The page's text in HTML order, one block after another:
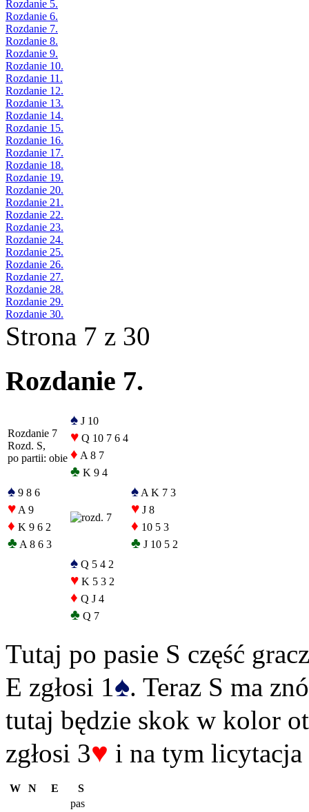
Rozdanie 5.
Rozdanie 6.
Rozdanie 7.
Rozdanie 8.
Rozdanie 9.
Rozdanie 10.
Rozdanie 11.
Rozdanie 12.
Rozdanie 13.
Rozdanie 14.
Rozdanie 15.
Rozdanie 16.
Rozdanie 17.
Rozdanie 18.
Rozdanie 19.
Rozdanie 20.
Rozdanie 21.
Rozdanie 22.
Rozdanie 23.
Rozdanie 24.
Rozdanie 25.
Rozdanie 26.
Rozdanie 27.
Rozdanie 28.
Rozdanie 29.
Rozdanie 30.
Strona 7 z 30
Rozdanie 7.
Rozdanie 7
Rozd. S,
po partii: obie
♠ J 10
♥ Q 10 7 6 4
♦ A 8 7
♣ K 9 4
♠ 9 8 6
♥ A 9
♦ K 9 6 2
♣ A 8 6 3
♠ A K 7 3
♥ J 8
♦ 10 5 3
♣ J 10 5 2
♠ Q 5 4 2
♥ K 5 3 2
♦ Q J 4
♣ Q 7
Tutaj po pasie S część
E zgłosi 1♠. Teraz S ma
tutaj będzie skok w kolor
zgłosi 3♥ i na tym licytacja
W N E
S
pas